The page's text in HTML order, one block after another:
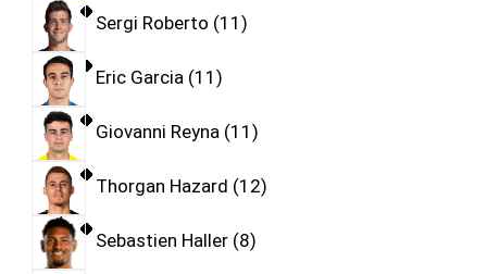
Sergi Roberto 11
Eric Garcia 11
Giovanni Reyna 11
Thorgan Hazard 12
Sebastien Haller 8